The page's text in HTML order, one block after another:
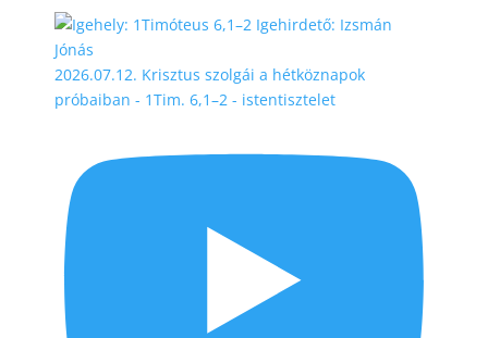
2026.07.12. Krisztus szolgái a hétköznapok
próbaiban - 1Tim. 6,1–2 - istentisztelet